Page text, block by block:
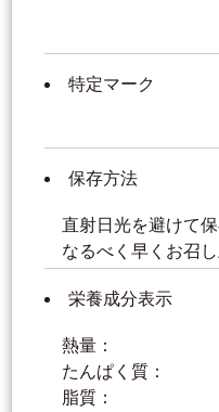
特定マーク
保存方法
直射日光を避けて
なるべく早くお召
栄養成分表示
熱量：
たんぱく質：
脂質：